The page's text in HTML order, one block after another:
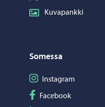
Kuvapankki
Somessa
Seuraa Instagram
Instagram
Seuraa Facebook
Facebook